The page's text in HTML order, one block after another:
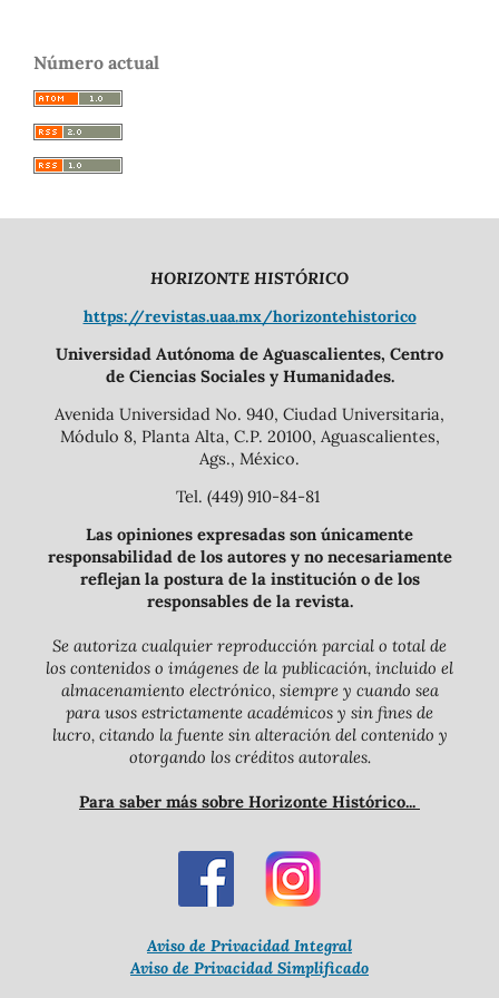
Número actual
HORIZONTE HISTÓRICO
https://revistas.uaa.mx/horizontehistorico
Universidad Autónoma de Aguascalientes, Centro
de Ciencias Sociales y Humanidades.
Avenida Universidad No. 940, Ciudad Universitaria,
Módulo 8, Planta Alta, C.P. 20100, Aguascalientes,
Ags., México.
Tel. (449) 910-84-81
Las opiniones expresadas son únicamente
responsabilidad de los autores y no necesariamente
reflejan la postura de la institución o de los
responsables de la revista.
Se autoriza cualquier reproducción parcial o total de
los contenidos o imágenes de la publicación, incluido el
almacenamiento electrónico, siempre y cuando sea
para usos estrictamente académicos y sin fines de
lucro, citando la fuente sin alteración del contenido y
otorgando los créditos autorales.
Para saber más sobre Horizonte Histórico...
Aviso de Privacidad Integral
Aviso de Privacidad Simplificado